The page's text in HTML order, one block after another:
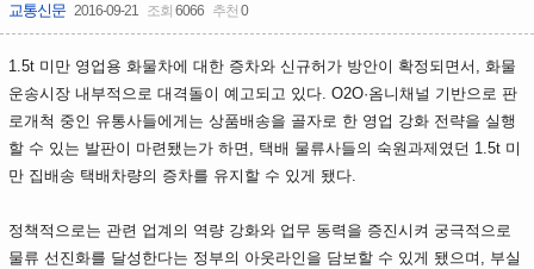
교통신문 2016-09-21 조회 6066 추천 0
1.5t 미만 영업용 화물차에 대한 증차와 신규허가 방안이 확정되면서, 화물
운송시장 내부적으로 대격돌이 예고되고 있다. O2O·옴니채널 기반으로 판
로개척 중인 유통사들에게는 상품배송을 골자로 한 영업 강화 전략을 실행
할 수 있는 발판이 마련됐는가 하면, 택배 물류사들의 숙원과제였던 1.5t 미
만 집배송 택배차량의 증차를 유지할 수 있게 됐다.
정책적으로는 관련 업계의 역량 강화와 업무 동력을 증진시켜 궁극적으로
물류 선진화를 달성한다는 정부의 아웃라인을 담보할 수 있게 됐으며, 부실